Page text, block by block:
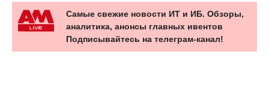
Самые свежие новости ИТ и ИБ. Обзоры,
аналитика, анонсы главных ивентов
Подписывайтесь на телеграм-канал!